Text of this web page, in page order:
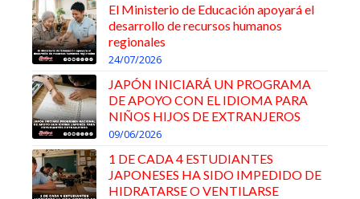
El Ministerio de Educación apoyará el
desarrollo de recursos humanos
regionales
24/07/2026
JAPÓN INICIARÁ UN PROGRAMA
DE APOYO CON EL IDIOMA PARA
NIÑOS HIJOS DE EXTRANJEROS
09/06/2026
1 DE CADA 4 ESTUDIANTES
JAPONESES HA SIDO IMPEDIDO DE
HIDRATARSE O VENTILARSE